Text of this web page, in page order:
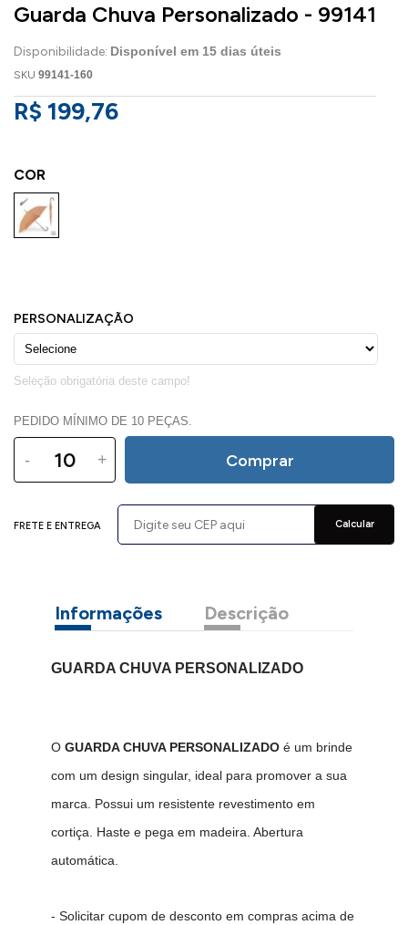
Guarda Chuva Personalizado - 99141
Disponibilidade: Disponível em 15 dias úteis
SKU 99141-160
R$ 199,76
COR
PEDIDO MÍNIMO DE 10 PEÇAS.
- + Comprar
FRETE E ENTREGA Calcular
Informações Descrição
GUARDA CHUVA PERSONALIZADO
OGUARDA CHUVA PERSONALIZADOé um brinde
com um design singular, ideal para promover a sua
marca. Possui um resistente revestimento em
cortiça. Haste e pega em madeira. Abertura
automática.
- Solicitar cupom de desconto em compras acima de